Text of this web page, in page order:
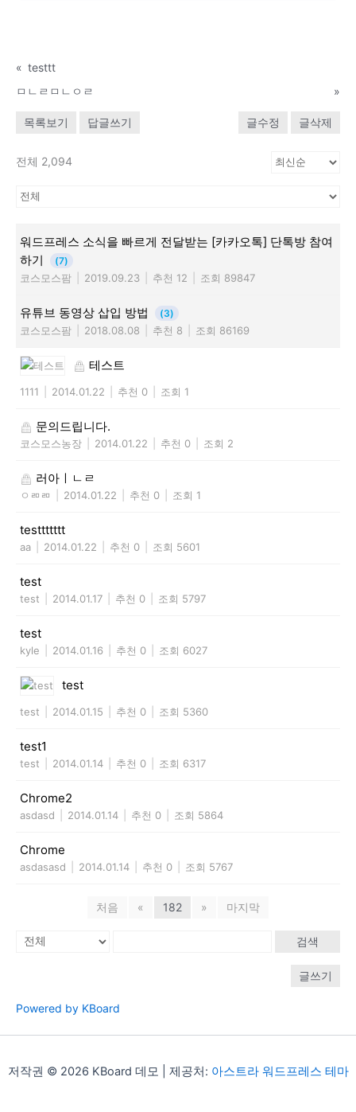
« testtt
ㅁㄴㄹㅁㄴㅇㄹ
»
목록보기 답글쓰기 글수정 글삭제
전체 2,094
워드프레스 소식을 빠르게 전달받는 [카카오톡] 단톡방 참여
하기
(7)
코스모스팜 2019.09.23 추천 12 조회 89847
유튜브 동영상 삽입 방법 (3)
코스모스팜 2018.08.08 추천 8 조회 86169
테스트
1111 2014.01.22 추천 0 조회 1
문의드립니다.
코스모스농장 2014.01.22 추천 0 조회 2
러아ㅣㄴㄹ
ㅇㄻㄻ 2014.01.22 추천 0 조회 1
testtttttt
aa 2014.01.22 추천 0 조회 5601
test
test 2014.01.17 추천 0 조회 5797
test
kyle 2014.01.16 추천 0 조회 6027
test
test 2014.01.15 추천 0 조회 5360
test1
test 2014.01.14 추천 0 조회 6317
Chrome2
asdasd 2014.01.14 추천 0 조회 5864
Chrome
asdasasd 2014.01.14 추천 0 조회 5767
처음 « 182 » 마지막
검색
글쓰기
Powered by KBoard
저작권 © 2026 KBoard 데모 | 제공처: 아스트라 워드프레스 테마